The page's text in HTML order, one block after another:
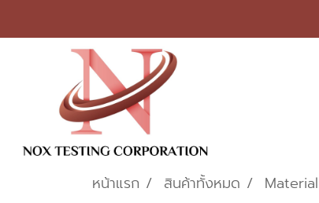
หน้าแรก สินค้าทั้งหมด Material